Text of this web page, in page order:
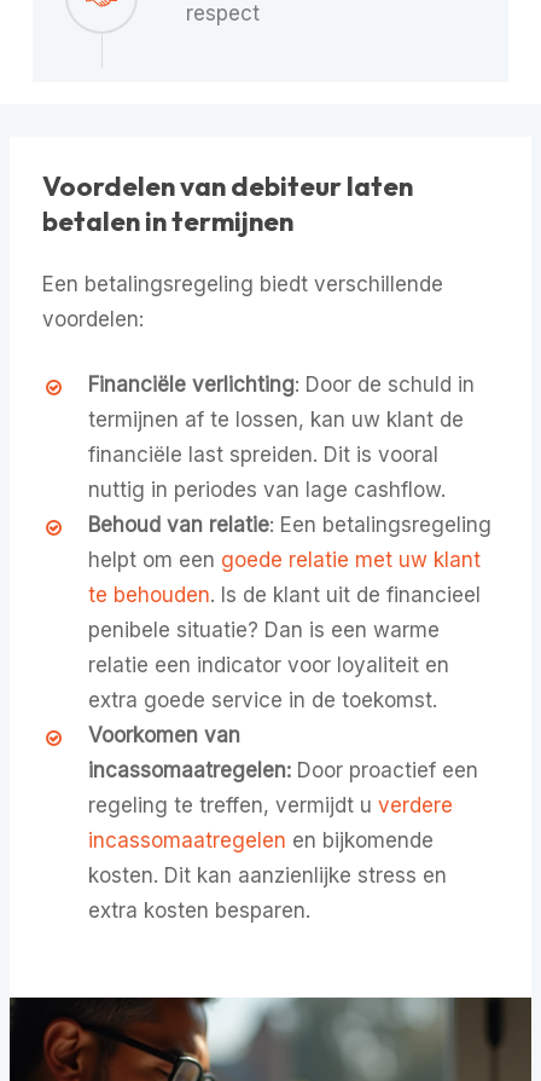
respect
Voordelen van debiteur laten
betalen in termijnen
Een betalingsregeling biedt verschillende
voordelen:
Financiële verlichting: Door de schuld in
termijnen af te lossen, kan uw klant de
financiële last spreiden. Dit is vooral
nuttig in periodes van lage cashflow.
Behoud van relatie: Een betalingsregeling
helpt om een goede relatie met uw klant
te behouden. Is de klant uit de financieel
penibele situatie? Dan is een warme
relatie een indicator voor loyaliteit en
extra goede service in de toekomst.
Voorkomen van
incassomaatregelen:Door proactief een
regeling te treffen, vermijdt u verdere
incassomaatregelen en bijkomende
kosten. Dit kan aanzienlijke stress en
extra kosten besparen.